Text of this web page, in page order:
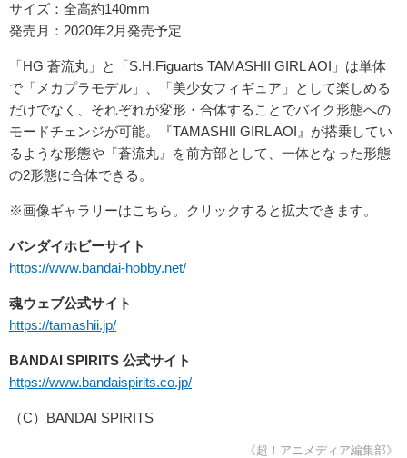
サイズ：全高約140mm
発売月：2020年2月発売予定
「HG 蒼流丸」と「S.H.Figuarts TAMASHII GIRL AOI」は単体
で「メカプラモデル」、「美少女フィギュア」として楽しめる
だけでなく、それぞれが変形・合体することでバイク形態への
モードチェンジが可能。『TAMASHII GIRL AOI』が搭乗してい
るような形態や『蒼流丸』を前方部として、一体となった形態
の2形態に合体できる。
※画像ギャラリーはこちら。クリックすると拡大できます。
バンダイホビーサイト
https://www.bandai-hobby.net/
魂ウェブ公式サイト
https://tamashii.jp/
BANDAI SPIRITS 公式サイト
https://www.bandaispirits.co.jp/
（C）BANDAI SPIRITS
《超！アニメディア編集部》